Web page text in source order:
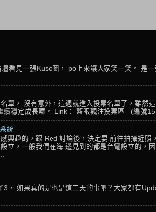
看見一張Kuso圖， po上來讓大家笑一笑。 是
單， 沒有意外，這週就進入投票名單了，雖然
穩定成長囉。 Link： 藍眼觀注投票區 (編號15
統
興趣的，跟 Red 討論後，決定要 前往拍攝近照
立，一般我們在海 邊見到的都是台電設立的，
， 如果真的是也是這二天的事吧？大家都有